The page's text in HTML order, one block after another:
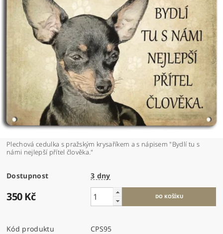
Plechová cedulka s pražským krysaříkem a s nápisem "Bydlí tu s
námi nejlepší přítel člověka."
Dostupnost 3 dny
350 Kč
Kód produktu
CPS95